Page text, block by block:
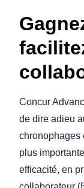
Concur
de dire adieu
chronophages
plus
efficacité, en